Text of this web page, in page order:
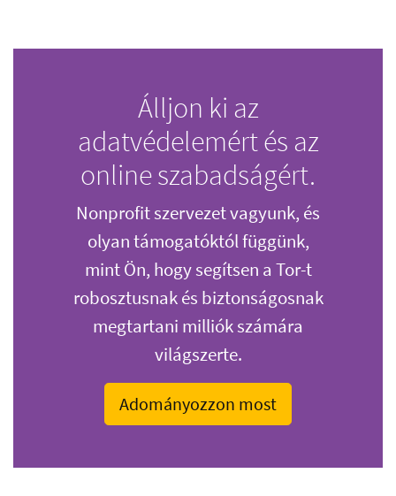
Álljon ki az
adatvédelemért és az
online szabadságért.
Nonprofit szervezet vagyunk, és
olyan támogatóktól függünk,
mint Ön, hogy segítsen a Tor-t
robosztusnak és biztonságosnak
megtartani milliók számára
világszerte.
Adományozzon most